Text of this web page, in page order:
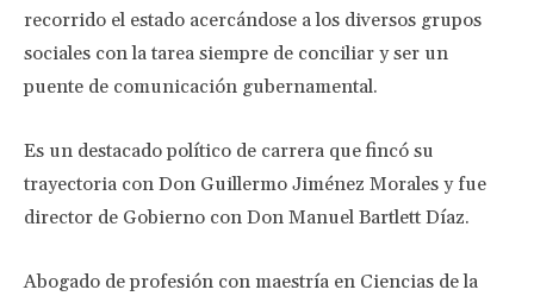
recorrido el estado acercándose a los diversos grupos
sociales con la tarea siempre de conciliar y ser un
puente de comunicación gubernamental.
Es un destacado político de carrera que fincó su
trayectoria con Don Guillermo Jiménez Morales y fue
director de Gobierno con Don Manuel Bartlett Díaz.
Abogado de profesión con maestría en Ciencias de la